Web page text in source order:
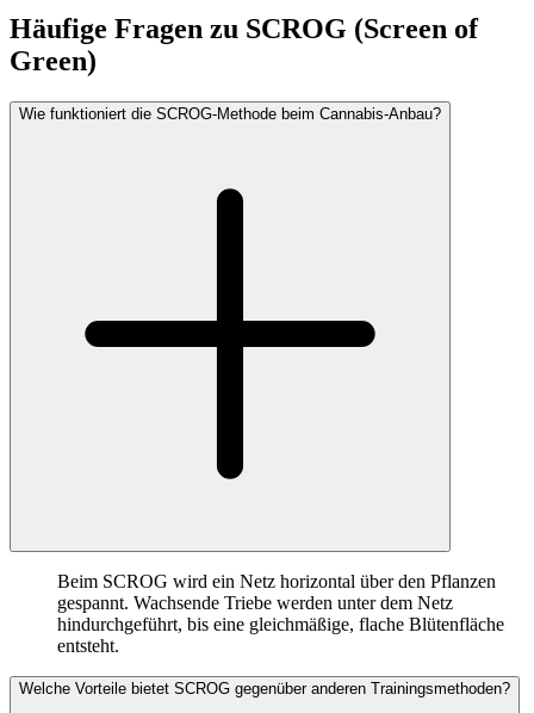
Häufige Fragen zu SCROG (Screen of
Green)
Wie funktioniert die SCROG-Methode beim Cannabis-Anbau?
Beim SCROG wird ein Netz horizontal über den Pflanzen
gespannt. Wachsende Triebe werden unter dem Netz
hindurchgeführt, bis eine gleichmäßige, flache Blütenfläche
entsteht.
Welche Vorteile bietet SCROG gegenüber anderen Trainingsmethoden?